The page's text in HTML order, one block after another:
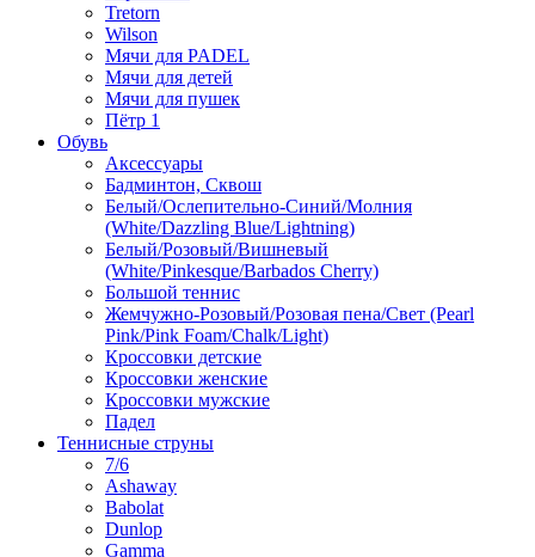
Tretorn
Wilson
Мячи для PADEL
Мячи для детей
Мячи для пушек
Пётр 1
Обувь
Аксессуары
Бадминтон, Сквош
Белый/Ослепительно-Синий/Молния
(White/Dazzling Blue/Lightning)
Белый/Розовый/Вишневый
(White/Pinkesque/Barbados Cherry)
Большой теннис
Жемчужно-Розовый/Розовая пена/Свет (Pearl
Pink/Pink Foam/Chalk/Light)
Кроссовки детские
Кроссовки женские
Кроссовки мужские
Падел
Теннисные струны
7/6
Ashaway
Babolat
Dunlop
Gamma